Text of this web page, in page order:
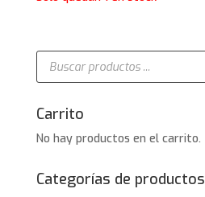
29,95€.26,95€.
Búsqueda
productos
Carrito
No hay productos en el carrito.
Categorías de productos